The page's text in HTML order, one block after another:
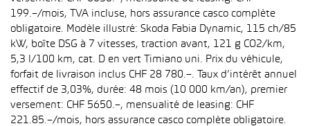
199.–/mois, TVA incluse, hors assurance casco complète
obligatoire. Modèle illustré: Skoda Fabia Dynamic, 115 ch/85
kW, boîte DSG à 7 vitesses, traction avant, 121 g CO2/km,
5,3 l/100 km, cat. D en vert Timiano uni. Prix du véhicule,
forfait de livraison inclus CHF 28 780.–. Taux d’intérêt annuel
effectif de 3,03%, durée: 48 mois (10 000 km/an), premier
versement: CHF 5650.–, mensualité de leasing: CHF
221.85.–/mois, hors assurance casco complète obligatoire.